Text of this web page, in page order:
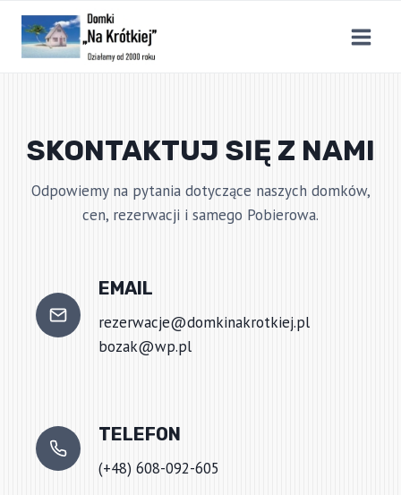
Przejdź
treści
SKONTAKTUJ SIĘ Z NAMI
Odpowiemy na pytania dotyczące naszych domków,
cen, rezerwacji i samego Pobierowa.
EMAIL
rezerwacje@domkinakrotkiej.pl
bozak@wp.pl
TELEFON
(+48) 608-092-605